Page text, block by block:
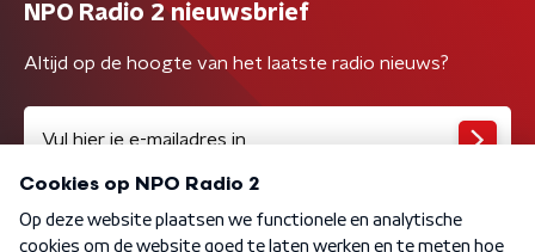
NPO Radio 2 nieuwsbrief
Altijd op de hoogte van het laatste radio nieuws?